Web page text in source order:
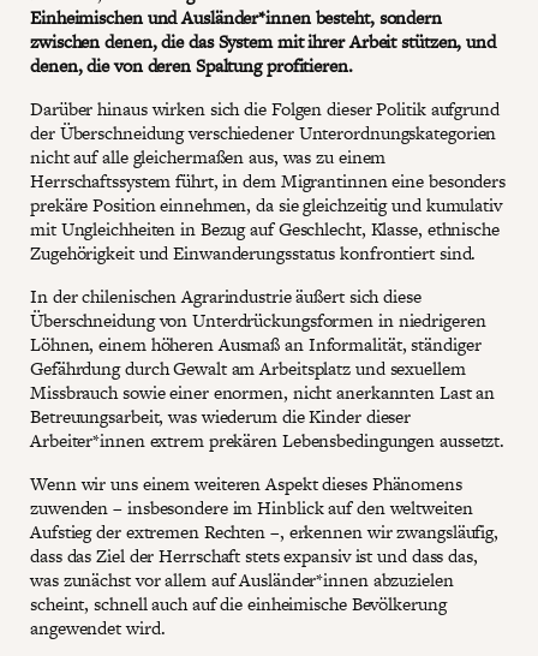
Einheimischen und Ausländer*innen besteht, sondern
zwischen denen, die das System mit ihrer Arbeit stützen, und
denen, die von deren Spaltung profitieren.
Darüber hinaus wirken sich die Folgen dieser Politik aufgrund
der Überschneidung verschiedener Unterordnungskategorien
nicht auf alle gleichermaßen aus, was zu einem
Herrschaftssystem führt, in dem Migrantinnen eine besonders
prekäre Position einnehmen, da sie gleichzeitig und kumulativ
mit Ungleichheiten in Bezug auf Geschlecht, Klasse, ethnische
Zugehörigkeit und Einwanderungsstatus konfrontiert sind.
In der chilenischen Agrarindustrie äußert sich diese
Überschneidung von Unterdrückungsformen in niedrigeren
Löhnen, einem höheren Ausmaß an Informalität, ständiger
Gefährdung durch Gewalt am Arbeitsplatz und sexuellem
Missbrauch sowie einer enormen, nicht anerkannten Last an
Betreuungsarbeit, was wiederum die Kinder dieser
Arbeiter*innen extrem prekären Lebensbedingungen aussetzt.
Wenn wir uns einem weiteren Aspekt dieses Phänomens
zuwenden – insbesondere im Hinblick auf den weltweiten
Aufstieg der extremen Rechten –, erkennen wir zwangsläufig,
dass das Ziel der Herrschaft stets expansiv ist und dass das,
was zunächst vor allem auf Ausländer*innen abzuzielen
scheint, schnell auch auf die einheimische Bevölkerung
angewendet wird.